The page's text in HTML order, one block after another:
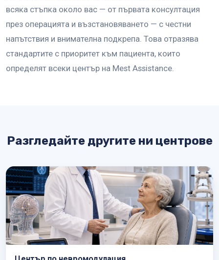
всяка стъпка около вас — от първата консултация
през операцията и възстановяването — с честни
напътствия и внимателна подкрепа. Това отразява
стандартите с приоритет към пациента, които
определят всеки център на Mest Assistance.
Разгледайте другите ни центрове